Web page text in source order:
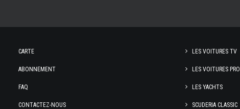
CARTE
ABONNEMENT
FAQ
CONTACTEZ-NOUS
LES VOITURES TV
LES VOITURES PRO
LES YACHTS
SCUDERIA CLASSIC